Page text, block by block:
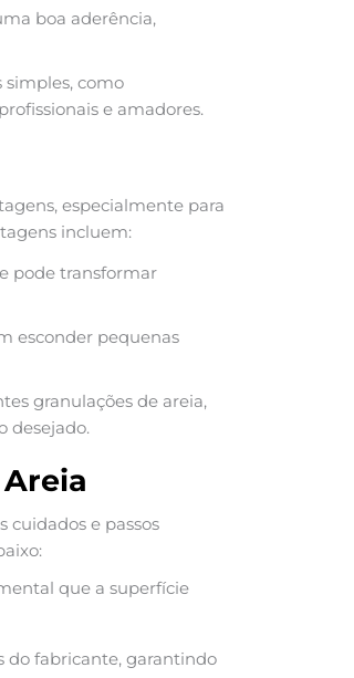
boa aderência,
simples, como
e amadores.
especialmente para
incluem:
pode transformar
esconder pequenas
granulações de areia,
desejado.
cuidados e passos
que a superfície
do fabricante, garantindo